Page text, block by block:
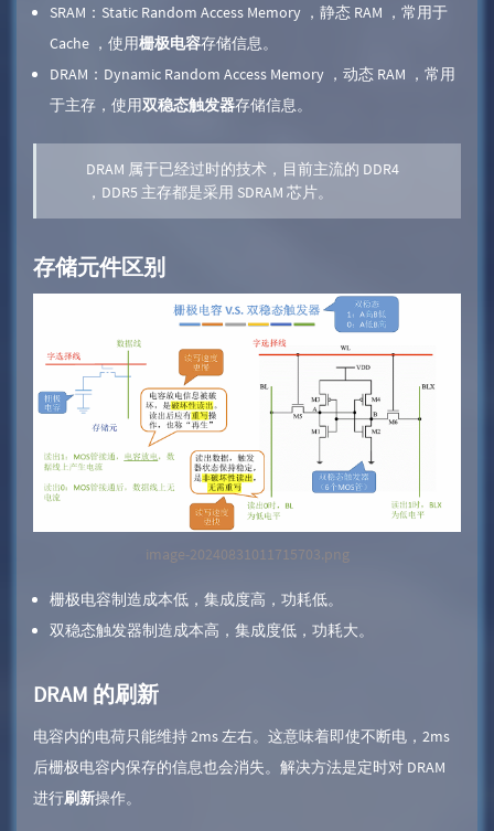
SRAM：Static Random Access Memory ，静态 RAM ，常用于
Cache ，使用栅极电容存储信息。
DRAM：Dynamic Random Access Memory ，动态 RAM ，常用
于主存，使用双稳态触发器存储信息。
DRAM 属于已经过时的技术，目前主流的 DDR4
，DDR5 主存都是采用 SDRAM 芯片。
存储元件区别
image-20240831011715703.png
栅极电容制造成本低，集成度高，功耗低。
双稳态触发器制造成本高，集成度低，功耗大。
DRAM 的刷新
电容内的电荷只能维持 2ms 左右。这意味着即使不断电，2ms
后栅极电容内保存的信息也会消失。解决方法是定时对 DRAM
进行刷新操作。